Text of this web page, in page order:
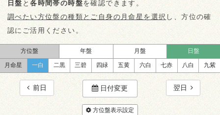
日盤 と各時間帯の時盤を確認できます。
調べたい方位盤の種類とご自身の月命星を選択 し、方位の確
認にご活用ください。
方位盤 年盤 月盤 日盤
月命星 一白 二黒 三碧 四緑 五黄 六白 七赤 八白 九紫
前日 日付変更 翌日
方位盤表示設定